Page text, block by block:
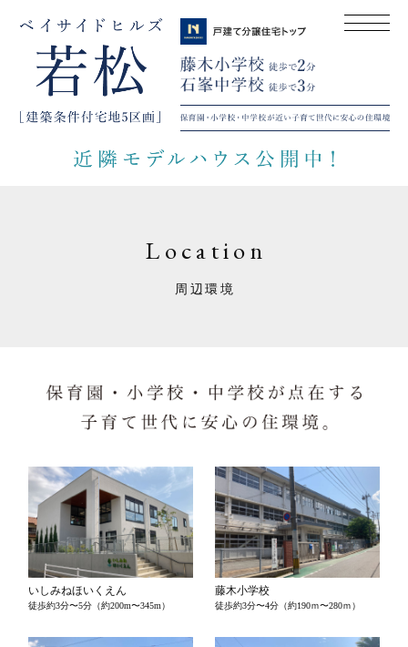
Location
周辺環境
いしみねほいくえん
徒歩約3分〜5分（約200m〜345m）
藤木小学校
徒歩約3分〜4分（約190ｍ〜280ｍ）